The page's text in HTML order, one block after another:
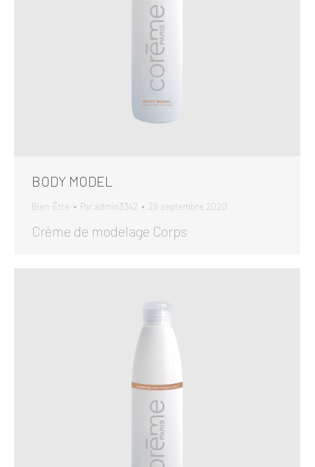
BODY MODEL
Bien-Être Par admin3342 28 septembre 2020
Crème de modelage Corps